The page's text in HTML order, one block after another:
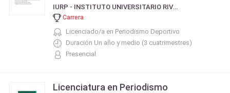
IURP - INSTITUTO UNIVERSITARIO RIVER PLATE
Carrera
Licenciado/a en Periodismo Deportivo
Duración Un año y medio (3 cuatrimestres)
Presencial
Licenciatura en Periodismo